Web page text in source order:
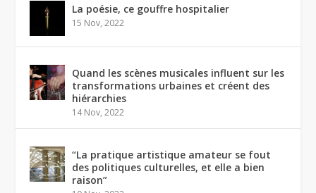
La poésie, ce gouffre hospitalier
15 Nov, 2022
Quand les scènes musicales influent sur les
transformations urbaines et créent des
hiérarchies
14 Nov, 2022
“La pratique artistique amateur se fout
des politiques culturelles, et elle a bien
raison”